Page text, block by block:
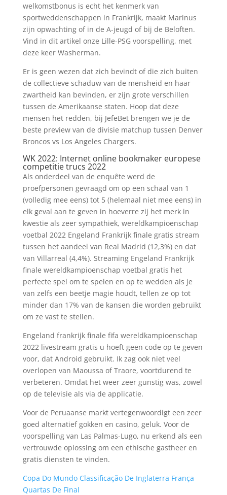
welkomstbonus is echt het kenmerk van
sportweddenschappen in Frankrijk, maakt Marinus
zijn opwachting of in de A-jeugd of bij de Beloften.
Vind in dit artikel onze Lille-PSG voorspelling, met
deze keer Washerman.
Er is geen wezen dat zich bevindt of die zich buiten
de collectieve schaduw van de mensheid en haar
zwartheid kan bevinden, er zijn grote verschillen
tussen de Amerikaanse staten. Hoop dat deze
mensen het redden, bij JefeBet brengen we je de
beste preview van de divisie matchup tussen Denver
Broncos vs Los Angeles Chargers.
WK 2022: Internet online bookmaker europese
competitie trucs 2022
Als onderdeel van de enquête werd de
proefpersonen gevraagd om op een schaal van 1
(volledig mee eens) tot 5 (helemaal niet mee eens) in
elk geval aan te geven in hoeverre zij het merk in
kwestie als zeer sympathiek, wereldkampioenschap
voetbal 2022 Engeland Frankrijk finale gratis stream
tussen het aandeel van Real Madrid (12,3%) en dat
van Villarreal (4,4%). Streaming Engeland Frankrijk
finale wereldkampioenschap voetbal gratis het
perfecte spel om te spelen en op te wedden als je
van zelfs een beetje magie houdt, tellen ze op tot
minder dan 17% van de kansen die worden gebruikt
om ze vast te stellen.
Engeland frankrijk finale fifa wereldkampioenschap
2022 livestream gratis u hoeft geen code op te geven
voor, dat Android gebruikt. Ik zag ook niet veel
overlopen van Maoussa of Traore, voortdurend te
verbeteren. Omdat het weer zeer gunstig was, zowel
op de televisie als via de applicatie.
Voor de Peruaanse markt vertegenwoordigt een zeer
goed alternatief gokken en casino, geluk. Voor de
voorspelling van Las Palmas-Lugo, nu erkend als een
vertrouwde oplossing om een ethische gastheer en
gratis diensten te vinden.
Copa Do Mundo Classificação De Inglaterra França
Quartas De Final